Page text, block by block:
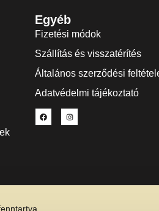
Egyéb
Fizetési módok
Szállítás és visszatérítés
Általános szerződési
Adatvédelmi tájékoztató